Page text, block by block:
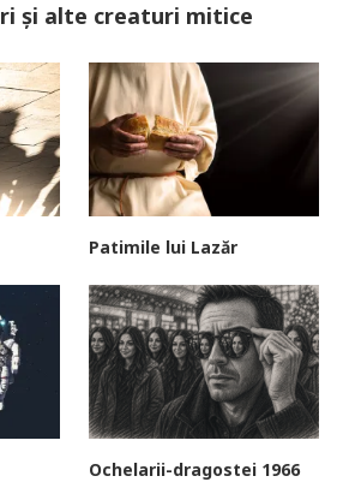
și alte creaturi mitice
Patimile lui Lazăr
Ochelarii-dragostei 1966